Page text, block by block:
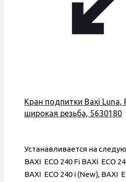
Кран подпитки Baxi Luna,
широкая резьба, 5630180
Устанавливается на
BAXI ECO 240 Fi BAXI ECO
BAXI ECO 240 i (New), BAXI